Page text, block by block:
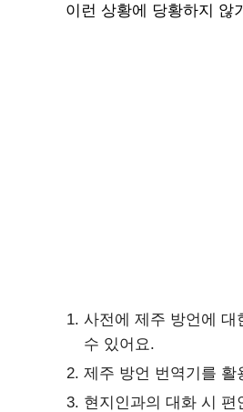
이런 상황에 당황하지 않
사전에 제주 방언에 대
수 있어요.
제주 방언 번역기를 활
현지인과의 대화 시